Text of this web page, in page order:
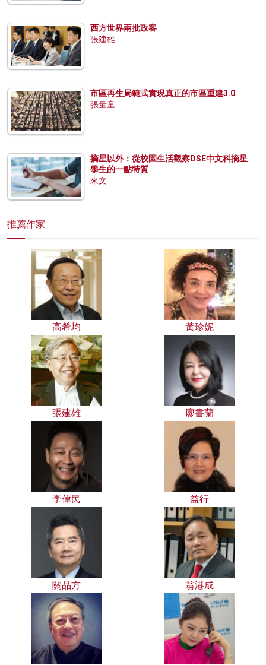
西方世界兩批政客
張建雄
市區再生局範式實現真正的市區重建3.0
張量童
摘星以外：從校園生活觀察DSE中文科摘星
學生的一點特質
來文
推薦作家
高希均 黃珍妮
張建雄 廖書蘭
李偉民 益行
關品方 翁港成